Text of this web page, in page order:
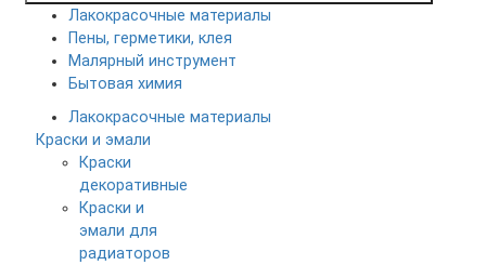
Лакокрасочные материалы
Пены, герметики, клея
Малярный инструмент
Бытовая химия
Лакокрасочные материалы
Краски и эмали
Краски
декоративные
Краски и
эмали для
радиаторов